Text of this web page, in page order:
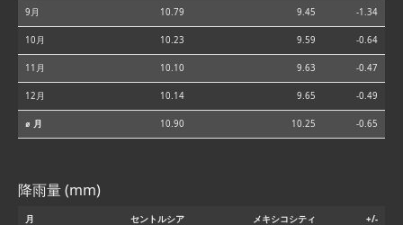
9月 10.79 9.45 -1.34
10月 10.23 9.59 -0.64
11月 10.10 9.63 -0.47
12月 10.14 9.65 -0.49
⌀ 月 10.90 10.25 -0.65
降雨量 (mm)
月 セントルシア メキシコシティ +/-